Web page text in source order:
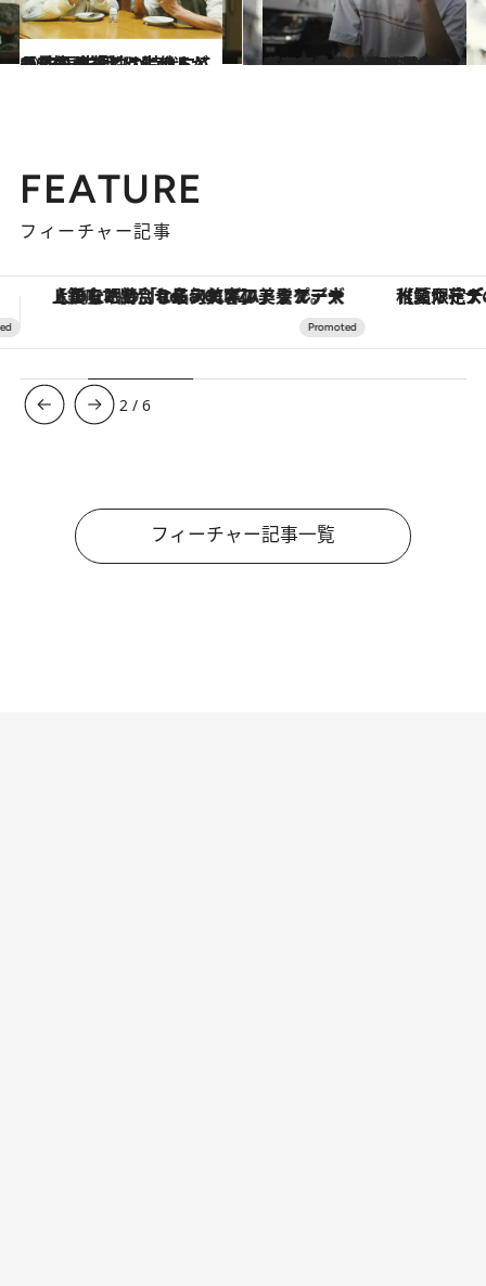
2023.11.30
【#3】多様性の時代にこそ見失う「どう生きるか？」の答えは、他人との“共同生活”にヒントがあるかも
カルチャー 2023.12.30
【#4】コロナ禍で失業した母親、路上生活を守るために社会と闘う薬物中毒者…いま香港映画が「弱者の尊厳」を描く
カルチャー
FEATURE
フィーチャー記事
【夏限定ディナーコース】旬を迎える稚鮎や花ズッキーニなどをイタリア・トスカーナの郷土料理の手法で満喫！
3 /6
フィーチャー記事一覧